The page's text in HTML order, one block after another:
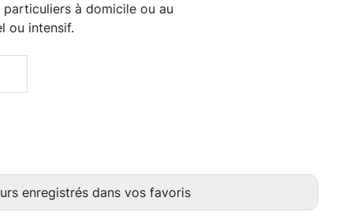
à domicile ou au
ou intensif.
enregistrés dans vos favoris